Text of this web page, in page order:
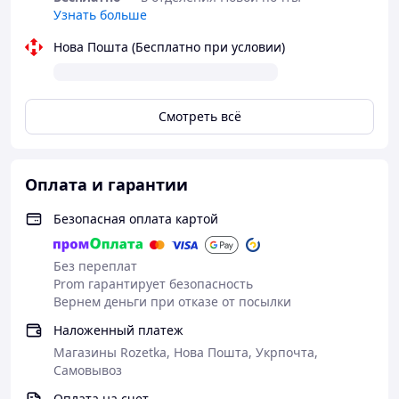
на него одевается шляпка, надежно фиксируется
и хорошо держится
Из нержавеющей стали - не потемнеет, не
поржавеет
альтернативном мире с нуля, забирай
А если нет, выбирай, что тебе больше по вкусу 😉
Зеро Жизнь в альтернативном мире с нуля, и не
только аниме, и не только значки, пины, все
постепенно добавляется 😍
Будут вопросы, обращайся, с
радостью помогу ✨
Узнать больше
Нова Пошта (Бесплатно при условии)
Смотреть всё
Оплата и гарантии
Безопасная оплата картой
Без переплат
Prom гарантирует безопасность
Вернем деньги при отказе от посылки
Наложенный платеж
Магазины Rozetka, Нова Пошта, Укрпочта,
Самовывоз